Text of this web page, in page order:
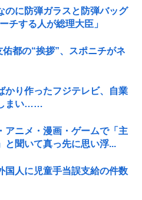
のに防弾ガラスと防弾バッグ
チする人が総理大臣」
都の“挨拶”、スポニチがネ
かり作ったフジテレビ、自業
まい……
アニメ・漫画・ゲームで「主
と聞いて真っ先に思い浮...
国人に児童手当誤支給の件数